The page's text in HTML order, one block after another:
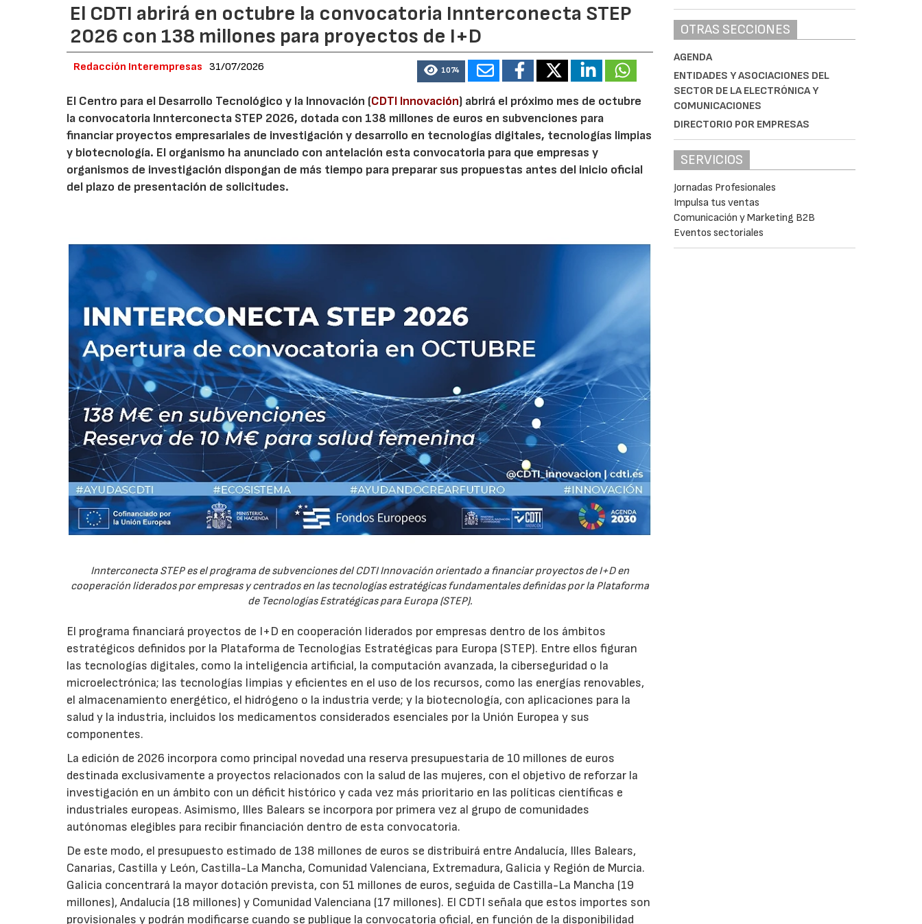
El CDTI abrirá en octubre la convocatoria Innterconecta STEP
2026 con 138 millones para proyectos de I+D
Redacción Interempresas 31/07/2026 1074
El Centro para el Desarrollo Tecnológico y la Innovación (CDTI Innovación) abrirá el próximo mes de octubre
la convocatoria Innterconecta STEP 2026, dotada con 138 millones de euros en subvenciones para
financiar proyectos empresariales de investigación y desarrollo en tecnologías digitales, tecnologías limpias
y biotecnología. El organismo ha anunciado con antelación esta convocatoria para que empresas y
organismos de investigación dispongan de más tiempo para preparar sus propuestas antes del inicio oficial
del plazo de presentación de solicitudes.
Innterconecta STEP es el programa de subvenciones del CDTI Innovación orientado a financiar proyectos de I+D en
cooperación liderados por empresas y centrados en las tecnologías estratégicas fundamentales definidas por la Plataforma
de Tecnologías Estratégicas para Europa (STEP).
El programa financiará proyectos de I+D en cooperación liderados por empresas dentro de los ámbitos
estratégicos definidos por la Plataforma de Tecnologías Estratégicas para Europa (STEP). Entre ellos figuran
las tecnologías digitales, como la inteligencia artificial, la computación avanzada, la ciberseguridad o la
microelectrónica; las tecnologías limpias y eficientes en el uso de los recursos, como las energías renovables,
el almacenamiento energético, el hidrógeno o la industria verde; y la biotecnología, con aplicaciones para la
salud y la industria, incluidos los medicamentos considerados esenciales por la Unión Europea y sus
componentes.
La edición de 2026 incorpora como principal novedad una reserva presupuestaria de 10 millones de euros
destinada exclusivamente a proyectos relacionados con la salud de las mujeres, con el objetivo de reforzar la
investigación en un ámbito con un déficit histórico y cada vez más prioritario en las políticas científicas e
industriales europeas. Asimismo, Illes Balears se incorpora por primera vez al grupo de comunidades
autónomas elegibles para recibir financiación dentro de esta convocatoria.
De este modo, el presupuesto estimado de 138 millones de euros se distribuirá entre Andalucía, Illes Balears,
Canarias, Castilla y León, Castilla-La Mancha, Comunidad Valenciana, Extremadura, Galicia y Región de Murcia.
Galicia concentrará la mayor dotación prevista, con 51 millones de euros, seguida de Castilla-La Mancha (19
millones), Andalucía (18 millones) y Comunidad Valenciana (17 millones). El CDTI señala que estos importes son
provisionales y podrán modificarse cuando se publique la convocatoria oficial, en función de la disponibilidad
OTRAS SECCIONES
AGENDA
ENTIDADES Y ASOCIACIONES DEL
SECTOR DE LA ELECTRÓNICA Y
COMUNICACIONES
DIRECTORIO POR EMPRESAS
SERVICIOS
Jornadas Profesionales
Impulsa tus ventas
Comunicación y Marketing B2B
Eventos sectoriales